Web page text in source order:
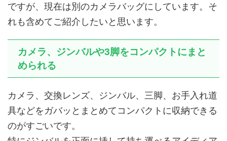
ですが、現在は別のカメラバッグにしています。そ
れも含めてご紹介したいと思います。
カメラ、ジンバルや3脚をコンパクトにまと
められる
カメラ、交換レンズ、ジンバル、三脚、お手入れ道
具などをガバッとまとめてコンパクトに収納できる
のがすごいです。